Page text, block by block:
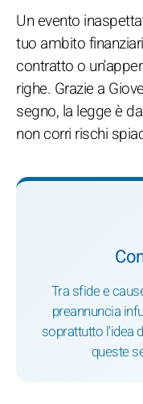
Un evento
tuo ambito
contratto o
righe. Grazie a
segno, la legge è
non corri rischi
Tra sfide e
preannuncia
soprattutto l'idea
queste